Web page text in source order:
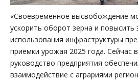
«Своевременное высвобождение
ускорить оборот зерна и повысить
использования инфраструктуры
приемки урожая 2025 года. Сейчас
руководство предприятия
взаимодействие с аграриями